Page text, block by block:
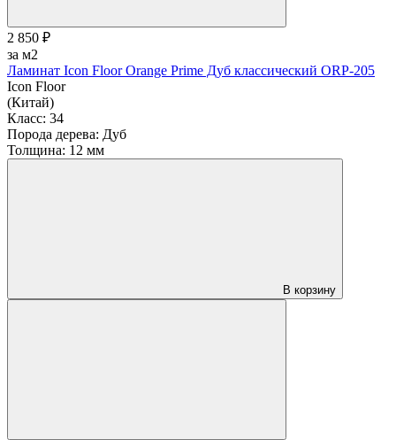
2 850 ₽
за м2
Ламинат Icon Floor Orange Prime Дуб классический ORP-205
Icon Floor
(Китай)
Класс: 34
Порода дерева: Дуб
Толщина: 12 мм
В корзину